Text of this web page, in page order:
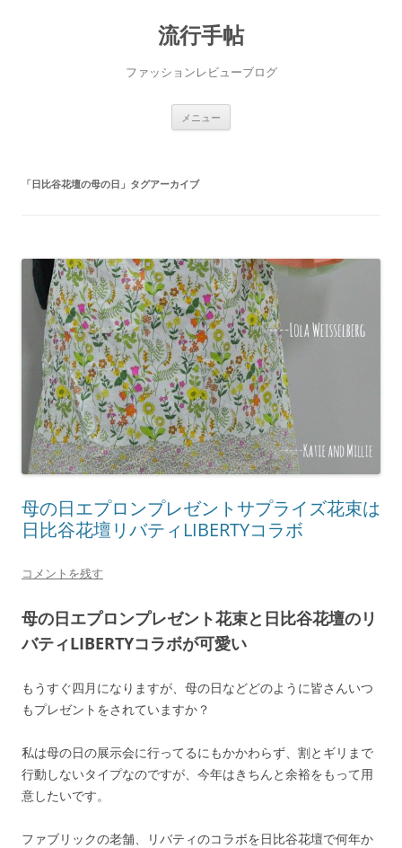
流行手帖
ファッションレビューブログ
メニュー
「日比谷花壇の母の日 」タグアーカイブ
母の日エプロンプレゼントサプライズ花束は
日比谷花壇リバティLIBERTYコラボ
コメントを残す
母の日エプロンプレゼント花束と日比谷花壇のリ
バティLIBERTYコラボが可愛い
もうすぐ四月になりますが、母の日などどのように皆さんいつ
もプレゼントをされていますか？
私は母の日の展示会に行ってるにもかかわらず、割とギリまで
行動しないタイプなのですが、今年はきちんと余裕をもって用
意したいです。
ファブリックの老舗、リバティのコラボを日比谷花壇で何年か